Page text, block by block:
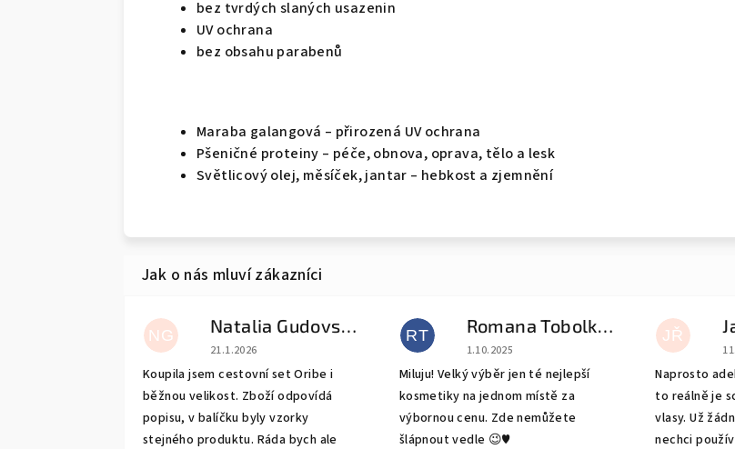
bez tvrdých slaných usazenin
UV ochrana
bez obsahu parabenů
Maraba galangová – přirozená UV ochrana
Pšeničné proteiny – péče, obnova, oprava, tělo a lesk
Světlicový olej, měsíček, jantar – hebkost a zjemnění
NG Natalia Gudovskikh
Hodnocení obchodu je 5 z 5 hvězdiček.
21.1.2026
Koupila jsem cestovní set Oribe i
běžnou velikost. Zboží odpovídá
popisu, v balíčku byly vzorky
stejného produktu. Ráda bych ale
RT Romana Tobolková
Hodnocení obchodu je 5 z 5 hvězdiček.
1.10.2025
Miluju! Velký výběr jen té nejlepší
kosmetiky na jednom místě za
výbornou cenu. Zde nemůžete
šlápnout vedle 😉♥️
JŘ
Naprosto
to reálně je
vlasy. Už
nechci